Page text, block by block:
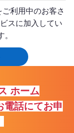
利用中のお客さ
スに加入してい
ホーム
電話にてお申